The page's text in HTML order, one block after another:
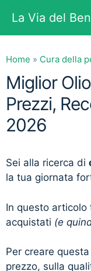
contenuto
La Via del
Home » Cura della
Miglior
Prezzi,
2026
Sei alla ricerca di
la tua giornata
In questo
acquistati (e
Per creare
prezzo, sulla